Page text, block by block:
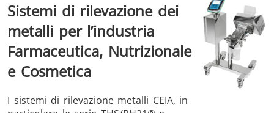
THS/FBB
THS/MBB
THS/GMS21
THS/G21
Sistemi di rilevazione dei
metalli per l’industria
Farmaceutica, Nutrizionale
e Cosmetica
I sistemi di rilevazione metalli CEIA, in